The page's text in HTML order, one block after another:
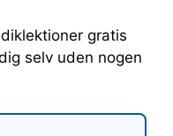
gratis
selv uden nogen